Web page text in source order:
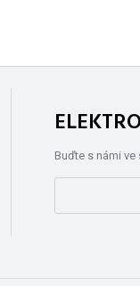
Buďte s námi